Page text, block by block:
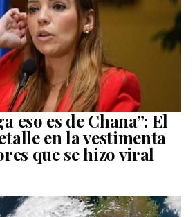
eso es de Chana”: El
en la vestimenta
que se hizo viral